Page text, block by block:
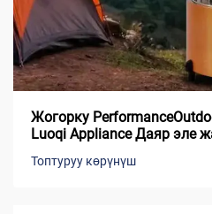
Жогорку
Luoqi Appliance Даяр эле
Топтуруу көрүнүш